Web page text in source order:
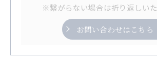
※繋がらない場合は折り返しいた
お問い合わせはこちら